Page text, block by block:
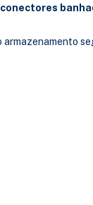
conectores
armazenamento